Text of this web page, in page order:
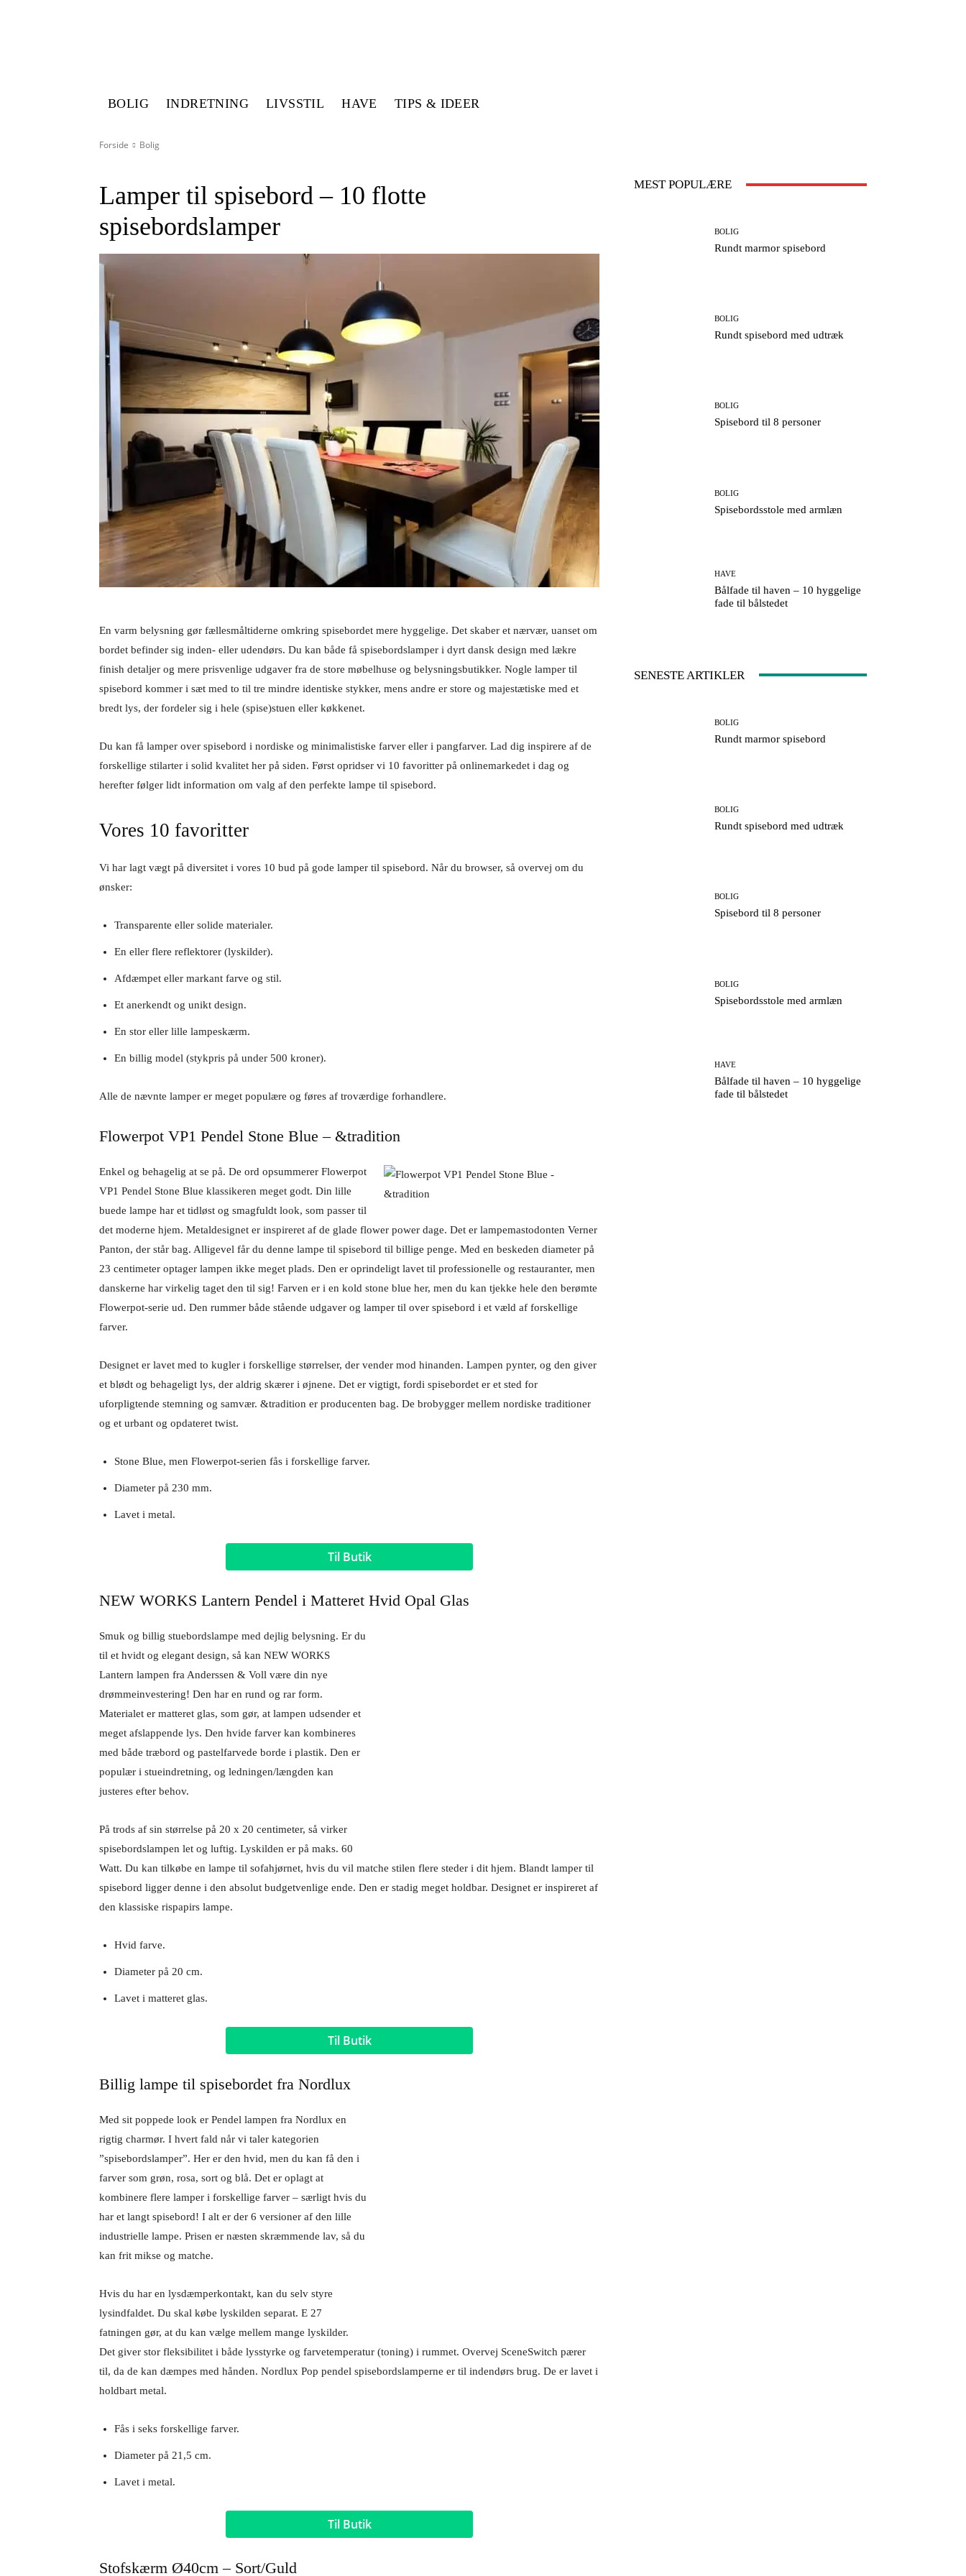
BOLIG INDRETNING LIVSSTIL HAVE TIPS & IDEER
Forside Bolig
Lamper til spisebord – 10 flotte
spisebordslamper
En varm belysning gør fællesmåltiderne omkring spisebordet mere hyggelige. Det skaber et nærvær, uanset om
bordet befinder sig inden- eller udendørs. Du kan både få spisebordslamper i dyrt dansk design med lækre
finish detaljer og mere prisvenlige udgaver fra de store møbelhuse og belysningsbutikker. Nogle lamper til
spisebord kommer i sæt med to til tre mindre identiske stykker, mens andre er store og majestætiske med et
bredt lys, der fordeler sig i hele (spise)stuen eller køkkenet.
Du kan få lamper over spisebord i nordiske og minimalistiske farver eller i pangfarver. Lad dig inspirere af de
forskellige stilarter i solid kvalitet her på siden. Først opridser vi 10 favoritter på onlinemarkedet i dag og
herefter følger lidt information om valg af den perfekte lampe til spisebord.
Vores 10 favoritter
Vi har lagt vægt på diversitet i vores 10 bud på gode lamper til spisebord. Når du browser, så overvej om du
ønsker:
Transparente eller solide materialer.
En eller flere reflektorer (lyskilder).
Afdæmpet eller markant farve og stil.
Et anerkendt og unikt design.
En stor eller lille lampeskærm.
En billig model (stykpris på under 500 kroner).
Alle de nævnte lamper er meget populære og føres af troværdige forhandlere.
Flowerpot VP1 Pendel Stone Blue – &tradition
Enkel og behagelig at se på. De ord opsummerer Flowerpot
VP1 Pendel Stone Blue klassikeren meget godt. Din lille
buede lampe har et tidløst og smagfuldt look, som passer til
det moderne hjem. Metaldesignet er inspireret af de glade flower power dage. Det er lampemastodonten Verner
Panton, der står bag. Alligevel får du denne lampe til spisebord til billige penge. Med en beskeden diameter på
23 centimeter optager lampen ikke meget plads. Den er oprindeligt lavet til professionelle og restauranter, men
danskerne har virkelig taget den til sig! Farven er i en kold stone blue her, men du kan tjekke hele den berømte
Flowerpot-serie ud. Den rummer både stående udgaver og lamper til over spisebord i et væld af forskellige
farver.
Designet er lavet med to kugler i forskellige størrelser, der vender mod hinanden. Lampen pynter, og den giver
et blødt og behageligt lys, der aldrig skærer i øjnene. Det er vigtigt, fordi spisebordet er et sted for
uforpligtende stemning og samvær. &tradition er producenten bag. De brobygger mellem nordiske traditioner
og et urbant og opdateret twist.
Stone Blue, men Flowerpot-serien fås i forskellige farver.
Diameter på 230 mm.
Lavet i metal.
Til Butik
NEW WORKS Lantern Pendel i Matteret Hvid Opal Glas
Smuk og billig stuebordslampe med dejlig belysning. Er du
til et hvidt og elegant design, så kan NEW WORKS
Lantern lampen fra Anderssen & Voll være din nye
drømmeinvestering! Den har en rund og rar form.
Materialet er matteret glas, som gør, at lampen udsender et
meget afslappende lys. Den hvide farver kan kombineres
med både træbord og pastelfarvede borde i plastik. Den er
populær i stueindretning, og ledningen/længden kan
justeres efter behov.
På trods af sin størrelse på 20 x 20 centimeter, så virker
spisebordslampen let og luftig. Lyskilden er på maks. 60
Watt. Du kan tilkøbe en lampe til sofahjørnet, hvis du vil matche stilen flere steder i dit hjem. Blandt lamper til
spisebord ligger denne i den absolut budgetvenlige ende. Den er stadig meget holdbar. Designet er inspireret af
den klassiske rispapirs lampe.
Hvid farve.
Diameter på 20 cm.
Lavet i matteret glas.
Til Butik
Billig lampe til spisebordet fra Nordlux
Med sit poppede look er Pendel lampen fra Nordlux en
rigtig charmør. I hvert fald når vi taler kategorien
”spisebordslamper”. Her er den hvid, men du kan få den i
farver som grøn, rosa, sort og blå. Det er oplagt at
kombinere flere lamper i forskellige farver – særligt hvis du
har et langt spisebord! I alt er der 6 versioner af den lille
industrielle lampe. Prisen er næsten skræmmende lav, så du
kan frit mikse og matche.
Hvis du har en lysdæmperkontakt, kan du selv styre
lysindfaldet. Du skal købe lyskilden separat. E 27
fatningen gør, at du kan vælge mellem mange lyskilder.
Det giver stor fleksibilitet i både lysstyrke og farvetemperatur (toning) i rummet. Overvej SceneSwitch pærer
til, da de kan dæmpes med hånden. Nordlux Pop pendel spisebordslamperne er til indendørs brug. De er lavet i
holdbart metal.
Fås i seks forskellige farver.
Diameter på 21,5 cm.
Lavet i metal.
Til Butik
Stofskærm Ø40cm – Sort/Guld
MEST POPULÆRE
BOLIG
Rundt marmor spisebord
BOLIG
Rundt spisebord med udtræk
BOLIG
Spisebord til 8 personer
BOLIG
Spisebordsstole med armlæn
HAVE
Bålfade til haven – 10 hyggelige
fade til bålstedet
SENESTE ARTIKLER
BOLIG
Rundt marmor spisebord
BOLIG
Rundt spisebord med udtræk
BOLIG
Spisebord til 8 personer
BOLIG
Spisebordsstole med armlæn
HAVE
Bålfade til haven – 10 hyggelige
fade til bålstedet